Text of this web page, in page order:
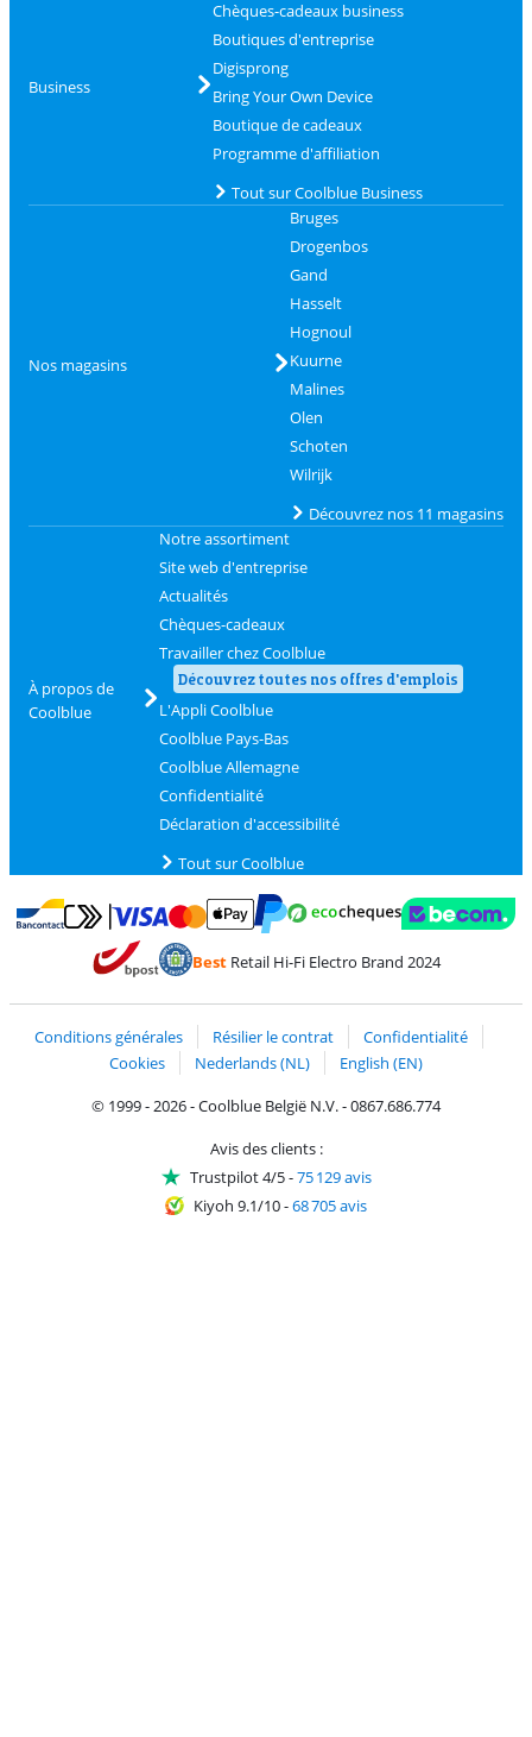
Business
Chèques-cadeaux business
Boutiques d'entreprise
Digisprong
Bring Your Own Device
Boutique de cadeaux
Programme d'affiliation
Tout sur Coolblue Business
Nos magasins
Bruges
Drogenbos
Gand
Hasselt
Hognoul
Kuurne
Malines
Olen
Schoten
Wilrijk
Découvrez nos 11 magasins
À propos de
Coolblue
Notre assortiment
Site web d'entreprise
Actualités
Chèques-cadeaux
Travailler chez Coolblue
Découvrez toutes nos offres d'emplois
L'Appli Coolblue
Coolblue Pays-Bas
Coolblue Allemagne
Confidentialité
Déclaration d'accessibilité
Tout sur Coolblue
Payer avec Bancontact
Payer avec MasterCard et Visa via ClickToPay
BestRetail Hi-Fi Electro Brand 2024
Conditions générales Résilier le contrat
Confidentialité
Cookies
Nederlands (NL)
English (EN)
© 1999 - 2026 - Coolblue België N.V. - 0867.686.774
Avis des clients :
Trustpilot 4/5-75 129 avis
Kiyoh 9.1/10-68 705 avis